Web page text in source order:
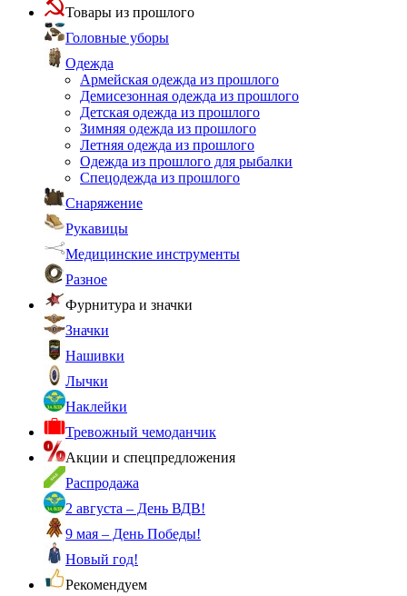
Товары из прошлого
Головные уборы
Одежда
Армейская одежда из прошлого
Демисезонная одежда из прошлого
Детская одежда из прошлого
Зимняя одежда из прошлого
Летняя одежда из прошлого
Одежда из прошлого для рыбалки
Спецодежда из прошлого
Снаряжение
Рукавицы
Медицинские инструменты
Разное
Фурнитура и значки
Значки
Нашивки
Лычки
Наклейки
Тревожный чемоданчик
Акции и спецпредложения
Распродажа
2 августа – День ВДВ!
9 мая – День Победы!
Новый год!
Рекомендуем